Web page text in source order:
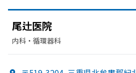
尾辻医院
内科・​循環器科